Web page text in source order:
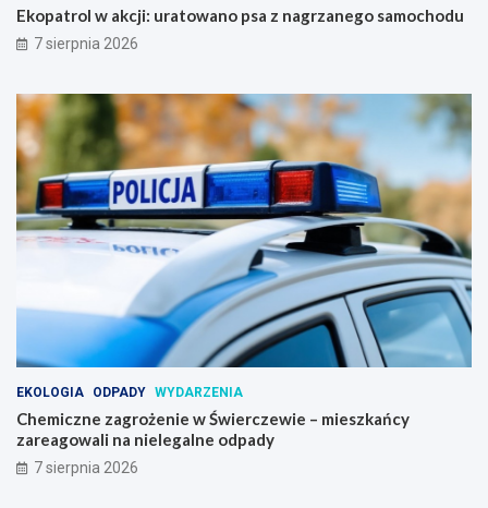
Ekopatrol w akcji: uratowano psa z nagrzanego samochodu
7 sierpnia 2026
EKOLOGIA ODPADY WYDARZENIA
Chemiczne zagrożenie w Świerczewie – mieszkańcy
zareagowali na nielegalne odpady
7 sierpnia 2026